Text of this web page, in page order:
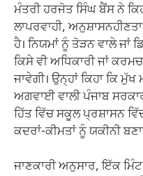
ਮੰਤਰੀ ਹਰਜੋਤ ਸਿੰਘ ਬੈਂਸ ਨੇ
ਲਾਪਰਵਾਹੀ,
ਹੈ। ਨਿਯਮਾਂ ਨੂੰ ਤੋੜਨ ਵਾਲੇ ਜਾਂ
ਕਿਸੇ ਵੀ ਅਧਿਕਾਰੀ ਜਾਂ
ਜਾਵੇਗੀ। ਉਨ੍ਹਾਂ ਕਿਹਾ ਕਿ
ਅਗਵਾਈ ਵਾਲੀ ਪੰਜਾਬ
ਹਿੱਤ ਵਿੱਚ ਸਕੂਲ ਪ੍ਰਸ਼ਾਸਨ
ਕਦਰਾਂ-ਕੀਮਤਾਂ ਨੂੰ ਯਕੀਨੀ
ਜਾਣਕਾਰੀ ਅਨੁਸਾਰ, ਇੱਕ